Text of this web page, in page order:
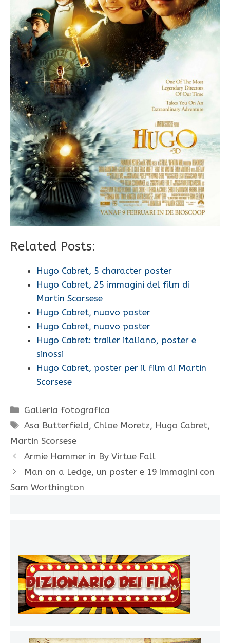
Related Posts:
Hugo Cabret, 5 character poster
Hugo Cabret, 25 immagini del film di
Martin Scorsese
Hugo Cabret, nuovo poster
Hugo Cabret, nuovo poster
Hugo Cabret: trailer italiano, poster e
sinossi
Hugo Cabret, poster per il film di Martin
Scorsese
Categorie
Galleria fotografica
Tag
Asa Butterfield, Chloe Moretz, Hugo Cabret,
Martin Scorsese
Armie Hammer in By Virtue Fall
Man on a Ledge, un poster e 19 immagini con
Sam Worthington